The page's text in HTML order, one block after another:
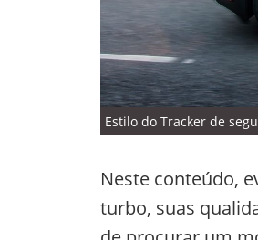
Estilo do Tracker de
Neste conteúdo,
turbo, suas